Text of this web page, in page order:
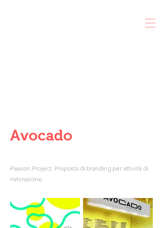
Avocado
Passion Project. Proposta di branding per attività di
ristorazione.